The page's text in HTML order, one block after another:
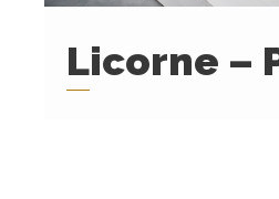
Licorne –